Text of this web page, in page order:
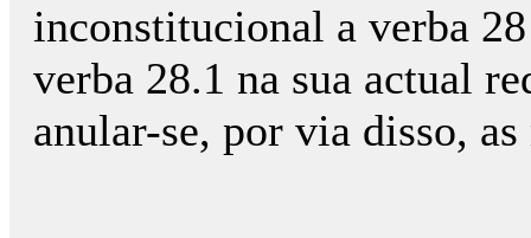
inconstitucional a verba
verba 28.1 na sua actual
anular-se, por via disso,